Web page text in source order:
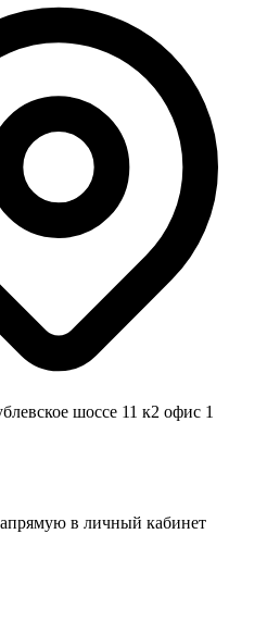
шоссе 11 к2 офис 1
в личный кабинет